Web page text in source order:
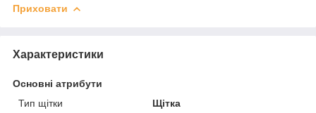
Приховати
Характеристики
Основні атрибути
Тип щітки
Щітка